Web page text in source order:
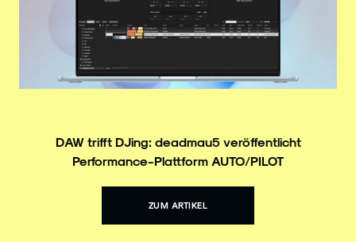
DAW trifft DJing: deadmau5 veröffentlicht
Performance-Plattform AUTO/PILOT
ZUM ARTIKEL